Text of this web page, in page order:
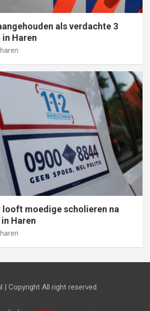
als verdachte 3
Haren
looft moedige scholieren na
Haren
| Copyright All right reserved